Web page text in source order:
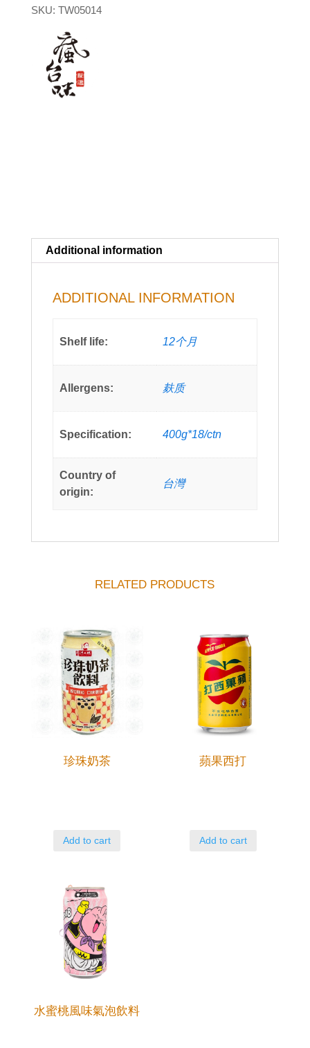
麵
SKU: TW05014
Additional information
ADDITIONAL INFORMATION
Shelf life: 12个月
Allergens: 麸质
Specification: 400g*18/ctn
Country of
origin:
台灣
RELATED PRODUCTS
珍珠奶茶
Add to cart
蘋果西打
Add to cart
水蜜桃風味氣泡飲料